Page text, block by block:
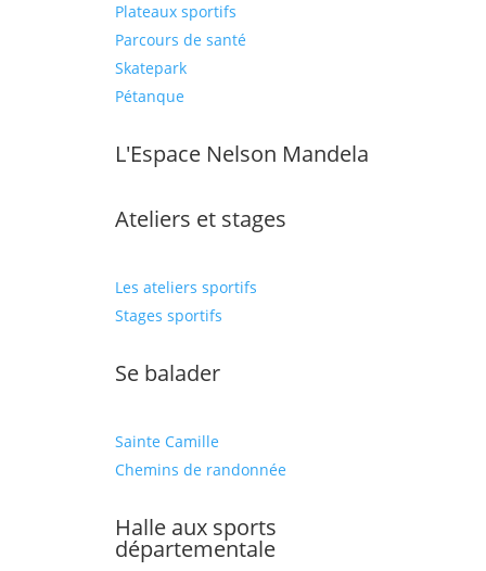
Plateaux sportifs
Parcours de santé
Skatepark
Pétanque
L'Espace Nelson Mandela
Ateliers et stages
Les ateliers sportifs
Stages sportifs
Se balader
Sainte Camille
Chemins de randonnée
Halle aux sports
départementale